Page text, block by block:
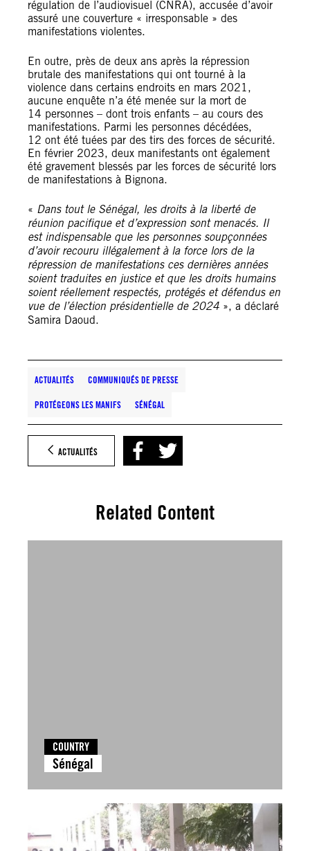
régulation de l’audiovisuel (CNRA), accusée d’avoir
assuré une couverture « irresponsable » des
manifestations violentes.
En outre, près de deux ans après la répression
brutale des manifestations qui ont tourné à la
violence dans certains endroits en mars 2021,
aucune enquête n’a été menée sur la mort de
14 personnes – dont trois enfants – au cours des
manifestations. Parmi les personnes décédées,
12 ont été tuées par des tirs des forces de sécurité.
En février 2023, deux manifestants ont également
été gravement blessés par les forces de sécurité lors
de manifestations à Bignona.
« Dans tout le Sénégal, les droits à la liberté de
réunion pacifique et d’expression sont menacés. Il
est indispensable que les personnes soupçonnées
d’avoir recouru illégalement à la force lors de la
répression de manifestations ces dernières années
soient traduites en justice et que les droits humains
soient réellement respectés, protégés et défendus en
vue de l’élection présidentielle de 2024 », a déclaré
Samira Daoud.
ACTUALITÉS COMMUNIQUÉS DE PRESSE
PROTÉGEONS LES MANIFS SÉNÉGAL
ACTUALITÉS
Related Content
COUNTRY
Sénégal